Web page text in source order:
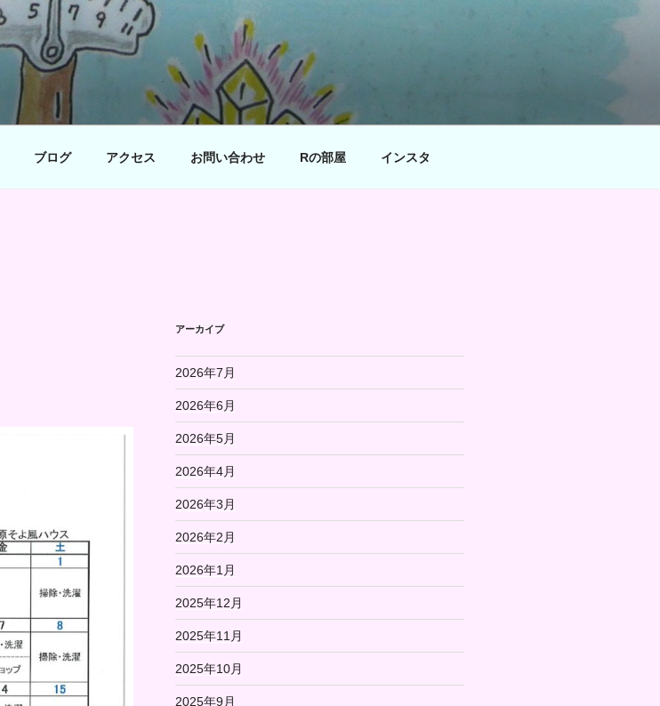
ブログ アクセス お問い合わせ Rの部屋 インスタ
アーカイブ
2026年7月
2026年6月
2026年5月
2026年4月
2026年3月
2026年2月
2026年1月
2025年12月
2025年11月
2025年10月
2025年9月